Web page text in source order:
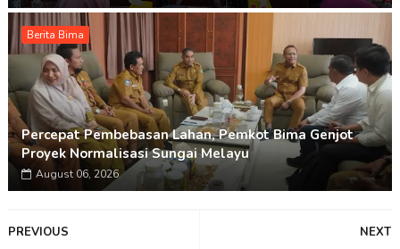
Berita Bima
Percepat Pembebasan Lahan, Pemkot Bima Genjot
Proyek Normalisasi Sungai Melayu
August 06, 2026
NEXT
PREVIOUS